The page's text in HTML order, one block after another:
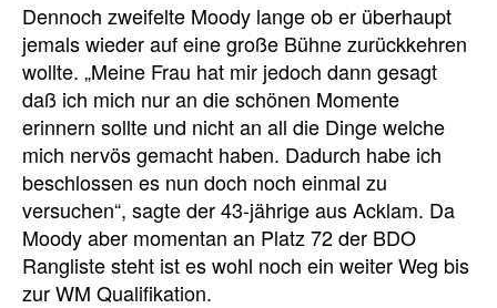
Dennoch zweifelte Moody lange ob er überhaupt
jemals wieder auf eine große Bühne zurückkehren
wollte. „Meine Frau hat mir jedoch dann gesagt
daß ich mich nur an die schönen Momente
erinnern sollte und nicht an all die Dinge welche
mich nervös gemacht haben. Dadurch habe ich
beschlossen es nun doch noch einmal zu
versuchen“, sagte der 43-jährige aus Acklam. Da
Moody aber momentan an Platz 72 der BDO
Rangliste steht ist es wohl noch ein weiter Weg bis
zur WM Qualifikation.